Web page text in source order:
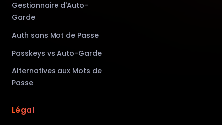
Gestionnaire d'Auto-
Garde
Auth sans Mot de Passe
Passkeys vs Auto-Garde
Alternatives aux Mots de
Passe
Légal